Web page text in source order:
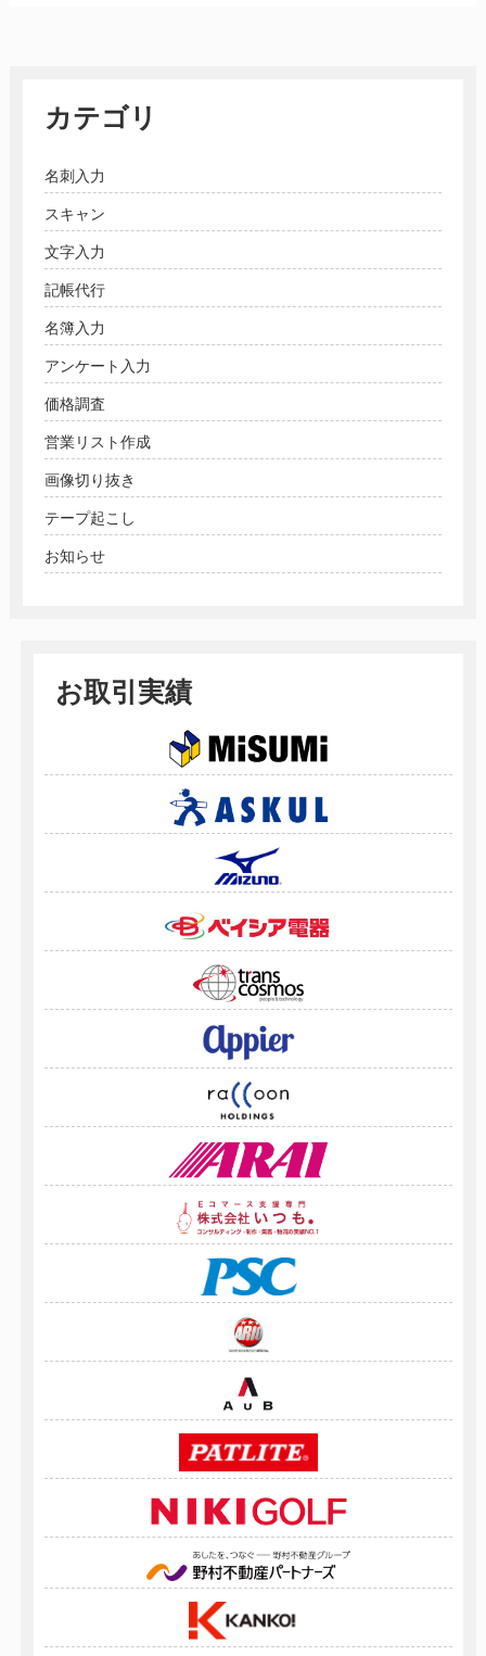
カテゴリ
名刺入力
スキャン
文字入力
記帳代行
名簿入力
アンケート入力
価格調査
営業リスト作成
画像切り抜き
テープ起こし
お知らせ
お取引実績